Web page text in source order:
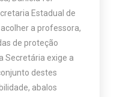
Estadual de
a professora,
de proteção
Secretária exige a
destes
abalos